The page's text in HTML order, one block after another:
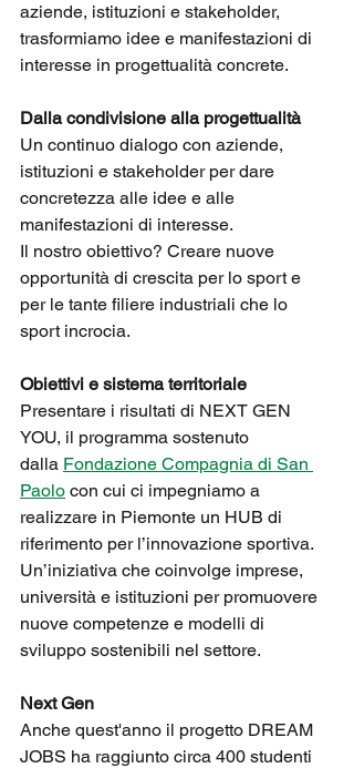
aziende, istituzioni e stakeholder,
trasformiamo idee e manifestazioni di
interesse in progettualità concrete.
Dalla condivisione alla progettualità
Un continuo dialogo con aziende,
istituzioni e stakeholder per dare
concretezza alle idee e alle
manifestazioni di interesse.
Il nostro obiettivo? Creare nuove
opportunità di crescita per lo sport e
per le tante filiere industriali che lo
sport incrocia.
Obiettivi e sistema territoriale
Presentare i risultati di NEXT GEN
YOU, il programma sostenuto
dalla Fondazione Compagnia di San
Paolo con cui ci impegniamo a
realizzare in Piemonte un HUB di
riferimento per l’innovazione sportiva.
Un’iniziativa che coinvolge imprese,
università e istituzioni per promuovere
nuove competenze e modelli di
sviluppo sostenibili nel settore.
Next Gen
Anche quest'anno il progetto DREAM
JOBS ha raggiunto circa 400 studenti